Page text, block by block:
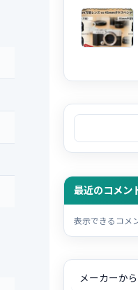
検索
最近のコメン
表示できるコメ
メーカーか